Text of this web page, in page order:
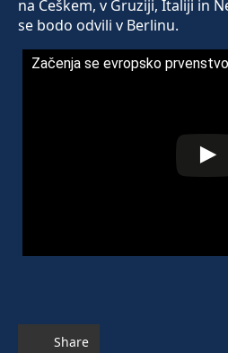
na Češkem, v Gruziji, Italiji in
se bodo odvili v Berlinu.
Začenja se evropsko
Share